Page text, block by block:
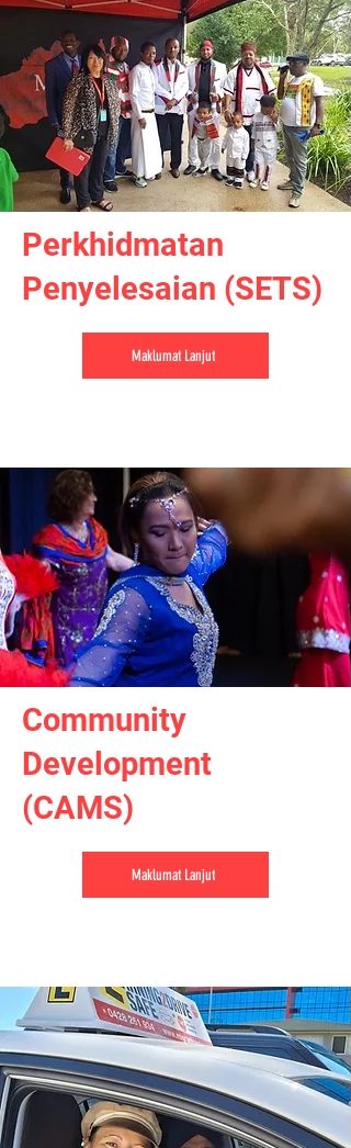
Perkhidmatan
Penyelesaian (SETS)
Maklumat Lanjut
Community
Development
(CAMS)
Maklumat Lanjut